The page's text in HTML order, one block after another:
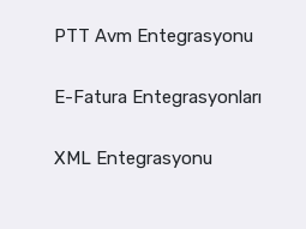
PTT Avm Entegrasyonu
E-Fatura Entegrasyonları
XML Entegrasyonu